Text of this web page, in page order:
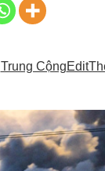
Trung Cộng